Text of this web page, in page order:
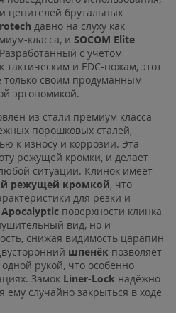
ценителей брутальных
давно на слуху как
класса, и SOCOM Elite
с учётом
и EDC-ножам, этот
только своим продуманным
эргономикой.
из стали премиум класса
порошковых сталей,
к износу и коррозии. Эта
режущей кромки, и делает
ситуации. Клинок имеет
режущей кромкой, что
для резки и
Apocalyptic поверхности клинка
вид, но и
снижая видимость царапин
шпенёк позволяет
рукой, что особенно
Замок Liner-Lock надёжно
ему случайно закрыться в ходе